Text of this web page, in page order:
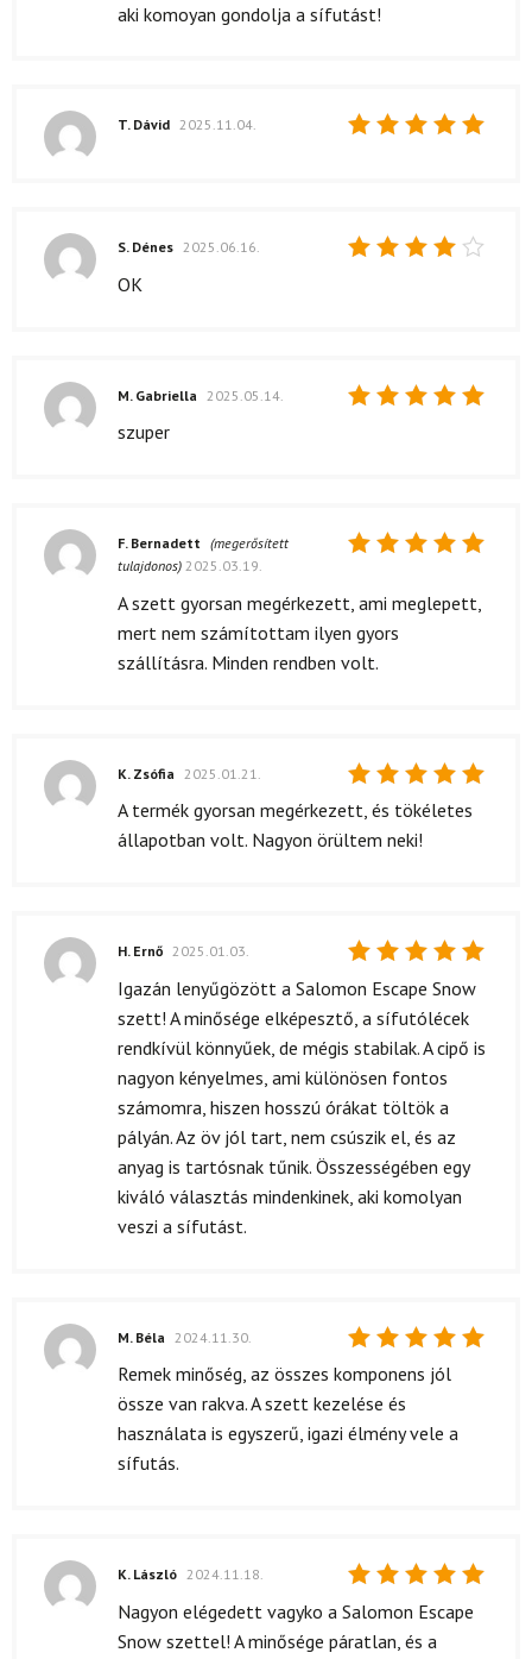
aki komoyan gondolja a sífutást!
T. Dávid 2025.11.04.
S. Dénes 2025.06.16.
OK
M. Gabriella 2025.05.14.
szuper
5/ 5
F. Bernadett (megerősített
tulajdonos) 2025.03.19.
A szett gyorsan megérkezett, ami meglepett,
mert nem számítottam ilyen gyors
szállításra. Minden rendben volt.
Értékelés:
/ 5
K. Zsófia 2025.01.21.
A termék gyorsan megérkezett, és tökéletes
állapotban volt. Nagyon örültem neki!
Értékelés:
/ 5
H. Ernő 2025.01.03.
Igazán lenyűgözött a Salomon Escape Snow
szett! A minősége elképesztő, a sífutólécek
rendkívül könnyűek, de mégis stabilak. A cipő is
nagyon kényelmes, ami különösen fontos
számomra, hiszen hosszú órákat töltök a
pályán. Az öv jól tart, nem csúszik el, és az
anyag is tartósnak tűnik. Összességében egy
kiváló választás mindenkinek, aki komolyan
veszi a sífutást.
Értékelés:
/ 5
M. Béla 2024.11.30.
Remek minőség, az összes komponens jól
össze van rakva. A szett kezelése és
használata is egyszerű, igazi élmény vele a
sífutás.
Értékelés:
K. László 2024.11.18.
Nagyon elégedett vagyko a Salomon Escape
Snow szettel! A minősége páratlan, és a